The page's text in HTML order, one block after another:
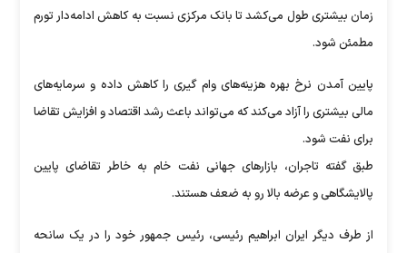
زمان بیشتری طول می‌کشد تا بانک مرکزی نسبت به کاهش ادامه‌دار تورم
مطمئن شود.
پایین آمدن نرخ بهره هزینه‌های وام گیری را کاهش داده و سرمایه‌های
مالی بیشتری را آزاد می‌کند که می‌تواند باعث رشد اقتصاد و افزایش تقاضا
برای نفت شود.
طبق گفته تاجران، بازار‌های جهانی نفت خام به خاطر تقاضای پایین
پالایشگاهی و عرضه بالا رو به ضعف هستند.
از طرف دیگر ایران ابراهیم رئیسی، رئیس جمهور خود را در یک سانحه